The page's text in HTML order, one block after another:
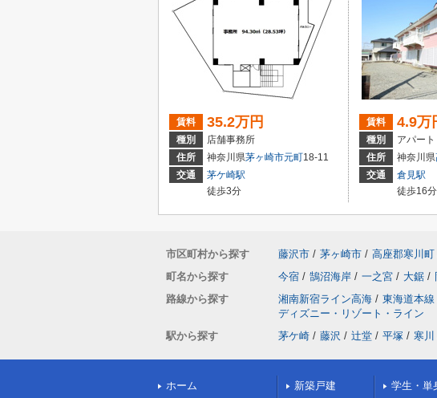
賃料 35.2万円
種別
店舗事務所
住所
神奈川県茅ヶ崎市元町18-11
交通
茅ケ崎駅
徒歩3分
賃料 4.9万
種別
アパート
住所
神奈川県
交通
倉見駅
徒歩16分
市区町村から探す 藤沢市 / 茅ヶ崎市 / 高座郡寒川町
町名から探す
今宿 / 鵠沼海岸 / 一之宮 / 大鋸 /
路線から探す
湘南新宿ライン高海 / 東海道本線
ディズニー・リゾート・ライン
駅から探す
茅ケ崎 / 藤沢 / 辻堂 / 平塚 / 寒川
ホーム 新築戸建 学生・単